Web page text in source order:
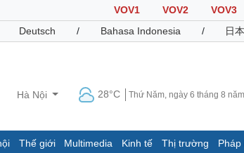
VOV1 VOV2 VOV3
Deutsch / Bahasa Indonesia / 日
Hà Nội 28°C Thứ Năm, ngày 6 tháng 8
Thế giới Multimedia Kinh tế Thị trường Pháp